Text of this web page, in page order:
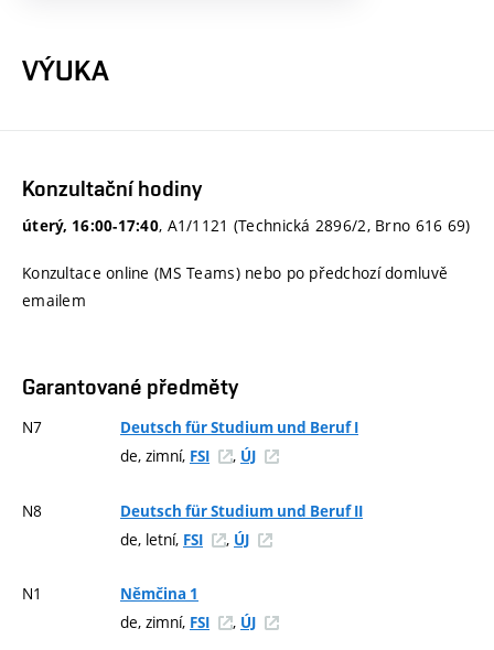
VÝUKA
Konzultační hodiny
úterý, 16:00-17:40, A1/1121 (Technická 2896/2, Brno 616 69)
Konzultace online (MS Teams) nebo po předchozí domluvě
emailem
Garantované předměty
N7 Deutsch für Studium und Beruf I
de, zimní, FSI , ÚJ
N8 Deutsch für Studium und Beruf II
de, letní, FSI , ÚJ
N1 Němčina 1
de, zimní, FSI , ÚJ